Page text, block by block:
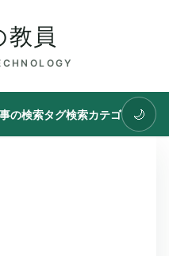
教員
の検索タグ検索カテゴリ 🌙